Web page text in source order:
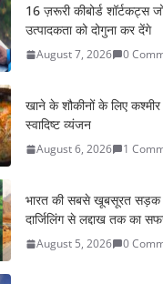
16 ज़रूरी कीबोर्ड शॉर्टकट्स
उत्पादकता को दोगुना कर देंगे
August 7, 2026 0
खाने के शौकीनों के लिए
स्वादिष्ट व्यंजन
August 6, 2026 1
भारत की सबसे खूबसूरत सड़क
दार्जिलिंग से लद्दाख तक का
August 5, 2026 0